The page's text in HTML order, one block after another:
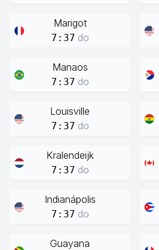
Marigot
7:37 do
Manaos
7:37 do
Louisville
7:37 do
Kralendeijk
7:37 do
Indianápolis
7:37 do
Guayana